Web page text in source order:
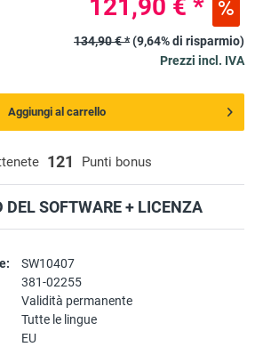
SW10407
381-02255
Validità permanente
Tutte le lingue
EU
121 Punti bonus
DEL SOFTWARE + LICENZA
121,90 € *
134,90 € *(9,64% di risparmio)
Prezzi incl. IVA
Aggiungi al carrello